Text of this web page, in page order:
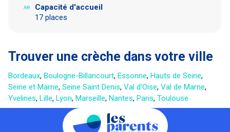
Capacité d'accueil
17 places
Trouver une crèche dans votre ville
Bordeaux, Boulogne-Billancourt, Essonne, Hauts de Seine,
Seine et Marne, Seine Saint Denis, Val d'Oise, Val de Marne,
Yvelines, Lille, Lyon, Marseille, Nantes, Paris, Toulouse